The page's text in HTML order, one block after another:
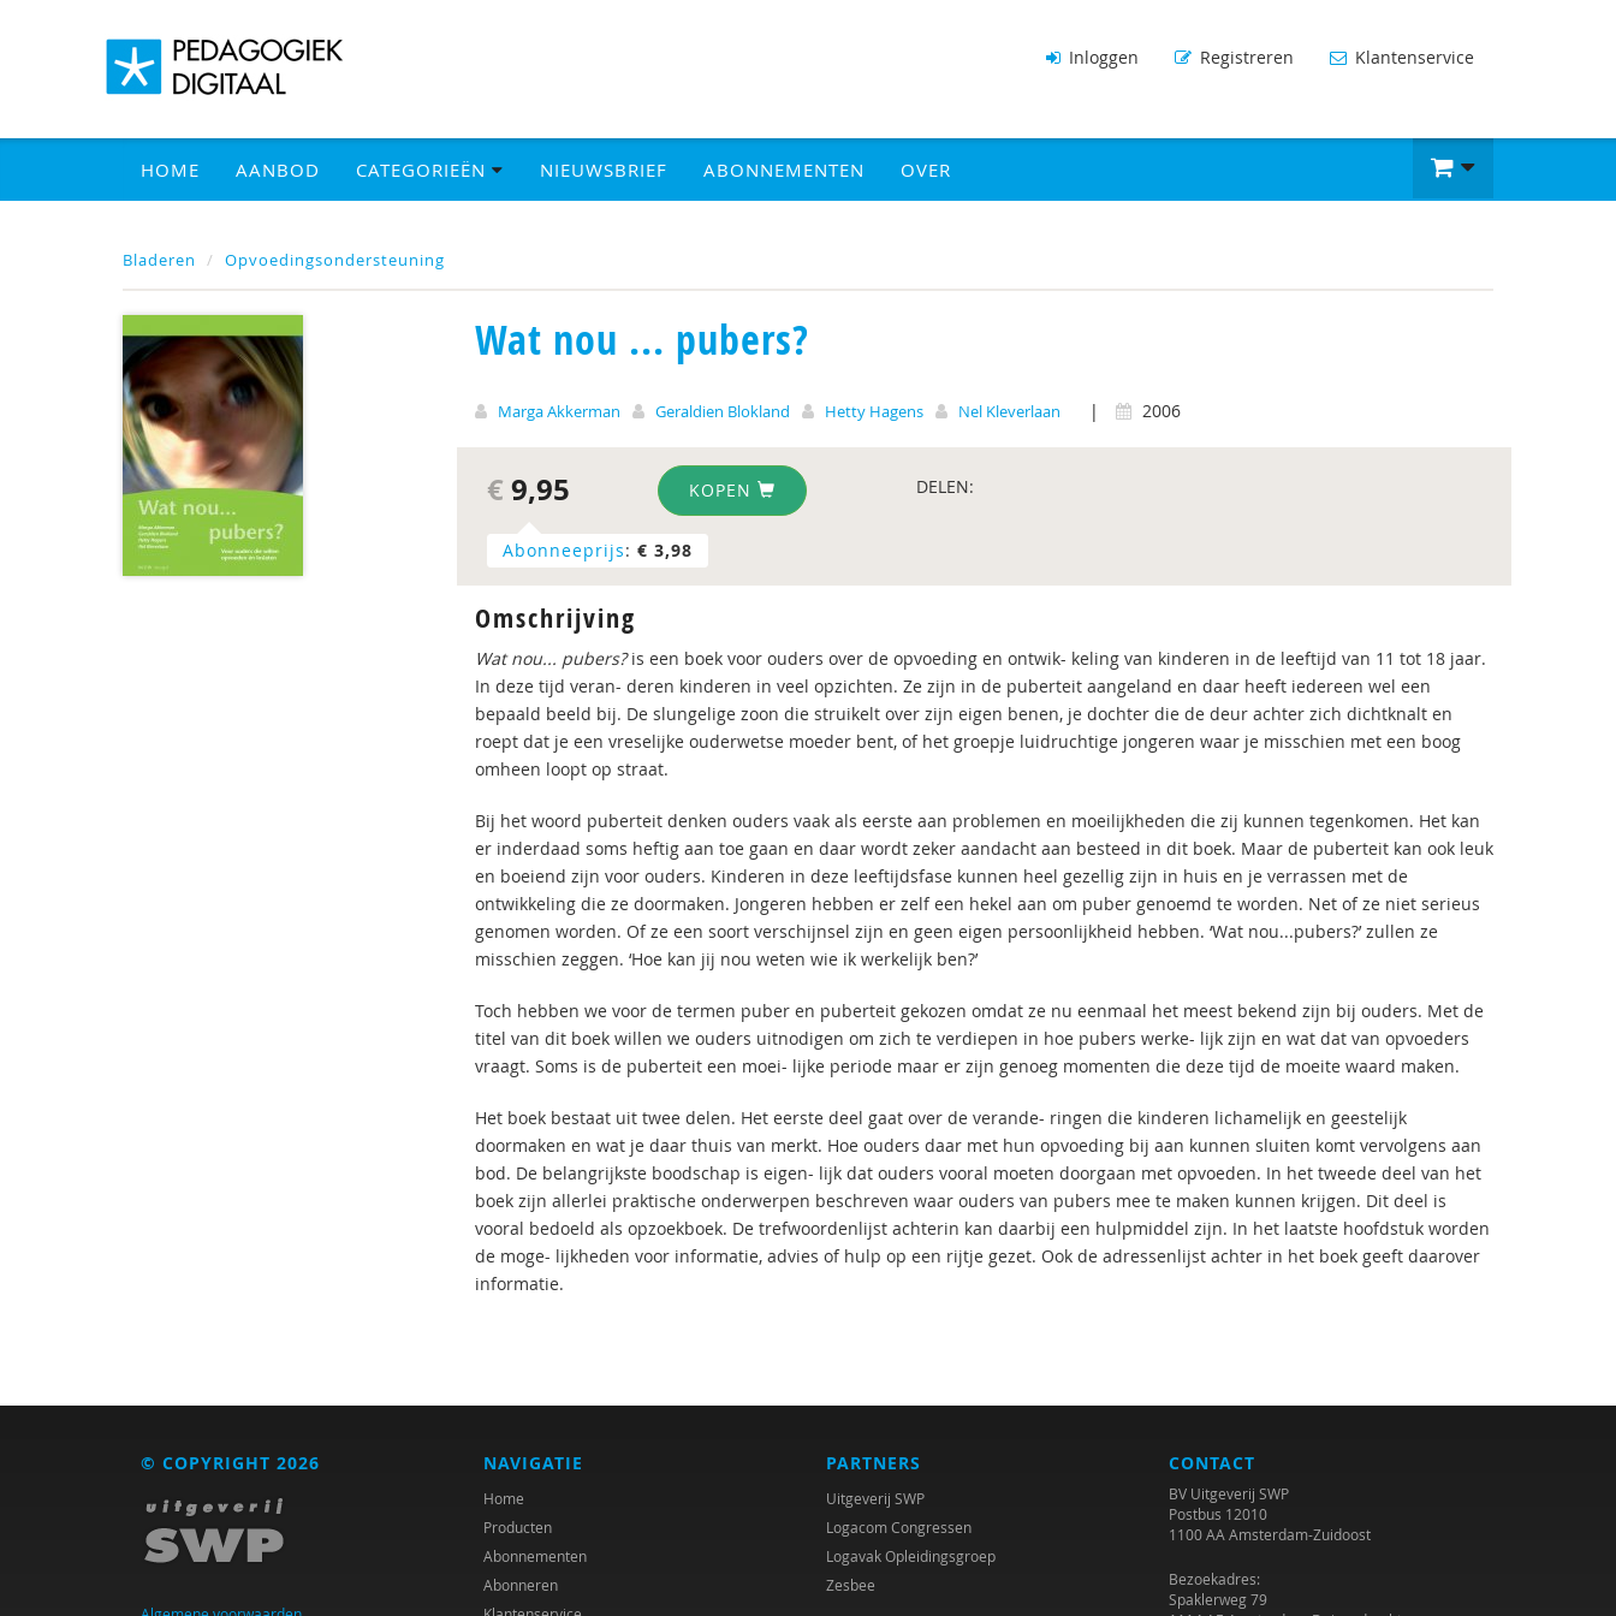
Inloggen Registreren Klantenservice
HOME AANBOD CATEGORIEËN NIEUWSBRIEF ABONNEMENTEN OVER
Bladeren Opvoedingsondersteuning
Wat nou ... pubers?
Marga Akkerman Geraldien Blokland Hetty Hagens Nel Kleverlaan | 2006
€ 9,95 KOPEN DELEN:
Abonneeprijs: € 3,98
Omschrijving
Wat nou... pubers?is een boek voor ouders over de opvoeding en ontwik- keling van kinderen in de leeftijd van 11 tot 18 jaar.
In deze tijd veran- deren kinderen in veel opzichten. Ze zijn in de puberteit aangeland en daar heeft iedereen wel een
bepaald beeld bij. De slungelige zoon die struikelt over zijn eigen benen, je dochter die de deur achter zich dichtknalt en
roept dat je een vreselijke ouderwetse moeder bent, of het groepje luidruchtige jongeren waar je misschien met een boog
omheen loopt op straat.
Bij het woord puberteit denken ouders vaak als eerste aan problemen en moeilijkheden die zij kunnen tegenkomen. Het kan
er inderdaad soms heftig aan toe gaan en daar wordt zeker aandacht aan besteed in dit boek. Maar de puberteit kan ook leuk
en boeiend zijn voor ouders. Kinderen in deze leeftijdsfase kunnen heel gezellig zijn in huis en je verrassen met de
ontwikkeling die ze doormaken. Jongeren hebben er zelf een hekel aan om puber genoemd te worden. Net of ze niet serieus
genomen worden. Of ze een soort verschijnsel zijn en geen eigen persoonlijkheid hebben. ‘Wat nou...pubers?’ zullen ze
misschien zeggen. ‘Hoe kan jij nou weten wie ik werkelijk ben?’
Toch hebben we voor de termen puber en puberteit gekozen omdat ze nu eenmaal het meest bekend zijn bij ouders. Met de
titel van dit boek willen we ouders uitnodigen om zich te verdiepen in hoe pubers werke- lijk zijn en wat dat van opvoeders
vraagt. Soms is de puberteit een moei- lijke periode maar er zijn genoeg momenten die deze tijd de moeite waard maken.
Het boek bestaat uit twee delen. Het eerste deel gaat over de verande- ringen die kinderen lichamelijk en geestelijk
doormaken en wat je daar thuis van merkt. Hoe ouders daar met hun opvoeding bij aan kunnen sluiten komt vervolgens aan
bod. De belangrijkste boodschap is eigen- lijk dat ouders vooral moeten doorgaan met opvoeden. In het tweede deel van het
boek zijn allerlei praktische onderwerpen beschreven waar ouders van pubers mee te maken kunnen krijgen. Dit deel is
vooral bedoeld als opzoekboek. De trefwoordenlijst achterin kan daarbij een hulpmiddel zijn. In het laatste hoofdstuk worden
de moge- lijkheden voor informatie, advies of hulp op een rijtje gezet. Ook de adressenlijst achter in het boek geeft daarover
informatie.
© COPYRIGHT 2026 NAVIGATIE
Home
Producten
Abonnementen
Abonneren
PARTNERS
Uitgeverij SWP
Logacom Congressen
Logavak Opleidingsgroep
Zesbee
CONTACT
BV Uitgeverij SWP
Postbus 12010
1100 AA Amsterdam-Zuidoost
Bezoekadres:
Spaklerweg 79